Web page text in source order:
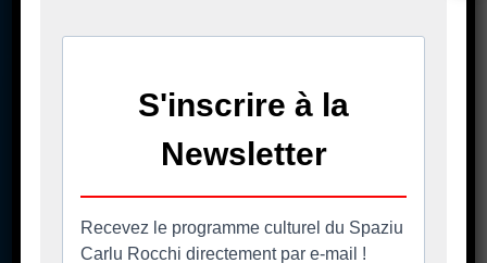
A casa cumuna
La mairie
Casa Cumuna